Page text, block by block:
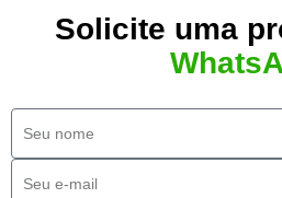
Solicite uma